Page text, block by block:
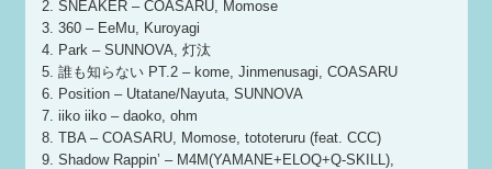
2. SNEAKER – COASARU, Momose
3. 360 – EeMu, Kuroyagi
4. Park – SUNNOVA, 灯汰
5. 誰も知らない PT.2 – kome, Jinmenusagi, COASARU
6. Position – Utatane/Nayuta, SUNNOVA
7. iiko iiko – daoko, ohm
8. TBA – COASARU, Momose, tototeruru (feat. CCC)
9. Shadow Rappin’ – M4M(YAMANE+ELOQ+Q-SKILL),